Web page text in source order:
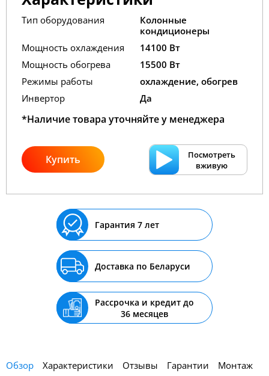
Тип оборудования
Колонные
кондиционеры
Мощность охлаждения
14100 Вт
Мощность обогрева
15500 Вт
Режимы работы
охлаждение, обогрев
Инвертор
Да
*Наличие товара уточняйте у менеджера
Купить
Посмотреть
вживую
Гарантия 7 лет
Доставка по Беларуси
Рассрочка и кредит до
36 месяцев
Обзор Характеристики Отзывы Гарантии Монтаж